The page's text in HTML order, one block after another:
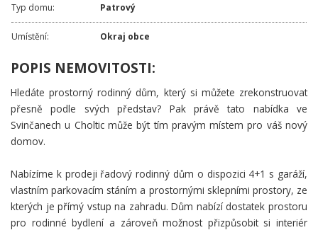
Typ domu: Patrový
Umístění: Okraj obce
POPIS NEMOVITOSTI:
Hledáte prostorný rodinný dům, který si můžete zrekonstruovat
přesně podle svých představ? Pak právě tato nabídka ve
Svinčanech u Choltic může být tím pravým místem pro váš nový
domov.
Nabízíme k prodeji řadový rodinný dům o dispozici 4+1 s garáží,
vlastním parkovacím stáním a prostornými sklepními prostory, ze
kterých je přímý vstup na zahradu. Dům nabízí dostatek prostoru
pro rodinné bydlení a zároveň možnost přizpůsobit si interiér